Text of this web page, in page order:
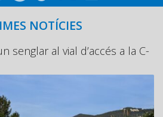
NOTÍCIES
senglar al vial d’accés a la C-